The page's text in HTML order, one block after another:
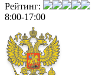
Рейтинг:
8:00-17:00